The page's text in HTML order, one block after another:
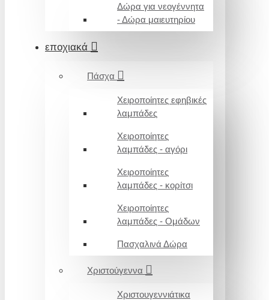
Δώρα για νεογέννητα
- Δώρα μαιευτηρίου
εποχιακά
Πάσχα
Χειροποίητες εφηβικές
λαμπάδες
Χειροποίητες
λαμπάδες - αγόρι
Χειροποίητες
λαμπάδες - κορίτσι
Χειροποίητες
λαμπάδες - Ομάδων
Πασχαλινά Δώρα
Χριστούγεννα
Χριστουγεννιάτικα